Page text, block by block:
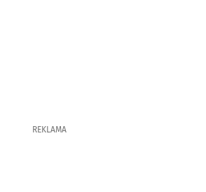
REKLAMA